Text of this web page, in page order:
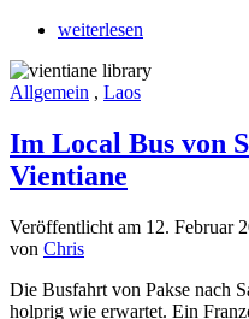
weiterlesen
Allgemein , Laos
Im Local Bus von
Vientiane
Veröffentlicht am 12. Februar
von Chris
Die Busfahrt von Pakse nach
holprig wie erwartet. Ein